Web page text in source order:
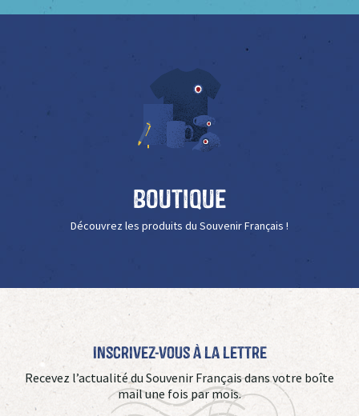
Boutique
Découvrez les produits du Souvenir Français !
Inscrivez-vous à La Lettre
Recevez l’actualité du Souvenir Français dans votre boîte
mail une fois par mois.